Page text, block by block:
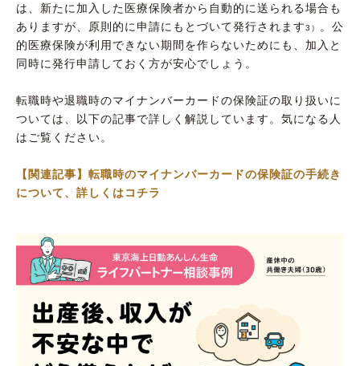
は、新たに加入した医療保険者から自動的に送られる場合も
ありますが、原則的に申請にもとづいて発行されます3）
。公
的医療保険が利用できない期間を作らないためにも、加入と
同時に発行申請しておく方が安心でしょう。
転職時や退職時のマイナンバーカードの保険証の取り扱いに
ついては、以下の記事で詳しく解説しています。気になる人
はご覧ください。
【関連記事】転職時のマイナンバーカードの保険証の手続き
について、詳しくはコチラ